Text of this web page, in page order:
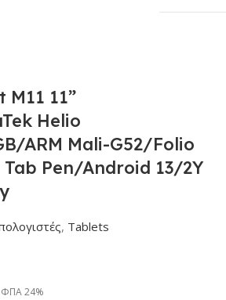
M11 11”
Helio
ARM Mali-G52/Folio
Tab Pen/Android 13/2Y
, Tablets
ΦΠΑ 24%